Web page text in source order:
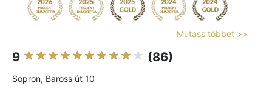
Mutass többet >>
9 (86)
Sopron, Baross út 10